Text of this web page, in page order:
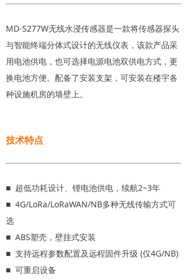
MD-S277W无线水浸传感器是一款将传感器探头
与智能终端分体式设计的无线仪表，该款产品采
用电池供电，也可选择电源电池双供电方式，更
换电池方便。配备了安装支架，可安装在楼宇各
种设施机房的墙壁上。
技术特点
■ 超低功耗设计、锂电池供电，续航2~3年
■ 4G/LoRa/LoRaWAN/NB多种无线传输方式可
选
■ ABS塑壳，壁挂式安装
■ 支持远程参数配置及远程固件升级 (仅4G/NB)
■ 可重启设备